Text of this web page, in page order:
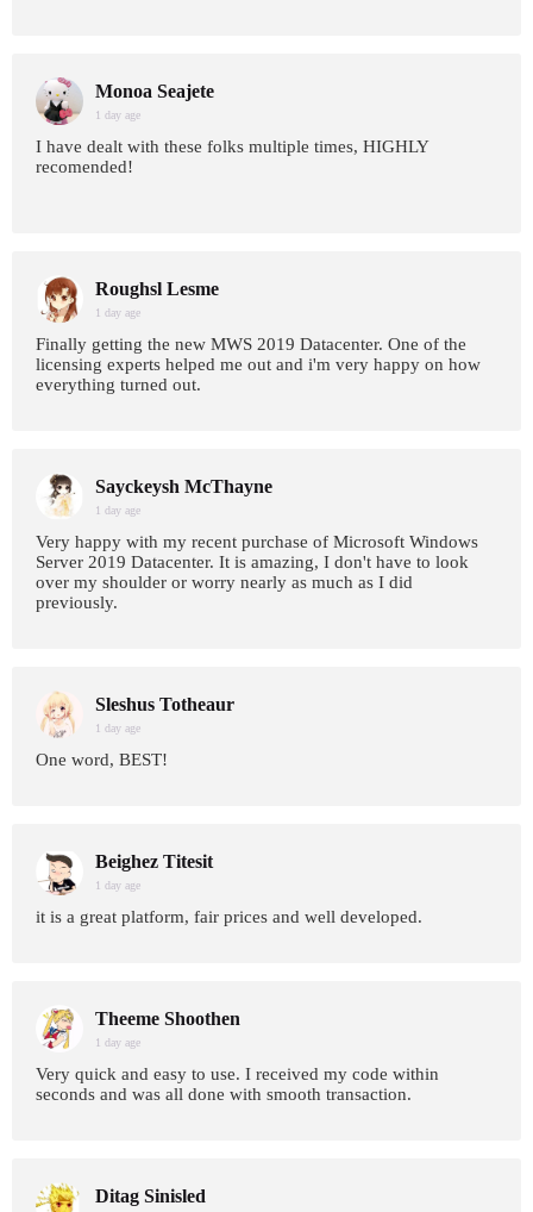
Monoa Seajete
1 day age
I have dealt with these folks multiple times, HIGHLY
recomended!
Roughsl Lesme
1 day age
Finally getting the new MWS 2019 Datacenter. One of the
licensing experts helped me out and i'm very happy on how
everything turned out.
Sayckeysh McThayne
1 day age
Very happy with my recent purchase of Microsoft Windows
Server 2019 Datacenter. It is amazing, I don't have to look
over my shoulder or worry nearly as much as I did
previously.
Sleshus Totheaur
1 day age
One word, BEST!
Beighez Titesit
1 day age
it is a great platform, fair prices and well developed.
Theeme Shoothen
1 day age
Very quick and easy to use. I received my code within
seconds and was all done with smooth transaction.
Ditag Sinisled